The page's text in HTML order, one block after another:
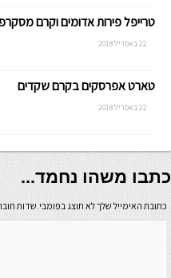
טרייפל פירות אדומים וקרם
22 באפריל 2018
טארט אפרסקים בקרם שקדים
22 באפריל 2018
כתבו משהו נחמד...
כתובת האימייל שלך לא תוצג בפומבי.שדות